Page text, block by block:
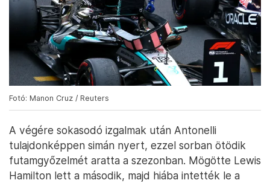
Fotó: Manon Cruz / Reuters
A végére sokasodó izgalmak után Antonelli
tulajdonképpen simán nyert, ezzel sorban ötödik
futamgyőzelmét aratta a szezonban. Mögötte Lewis
Hamilton lett a második, majd hiába intették le a